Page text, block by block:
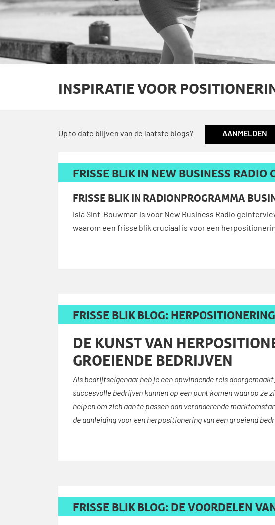
INSPIRATIE VOOR
Up to date blijven van de laatste blogs? AANMELDEN
FRISSE BLIK IN NEW BUSINESS RADIO
FRISSE BLIK IN RADIONPROGRAMMA
Isla Sint-Bouwman is voor New Business Radio
waarom een frisse blik cruciaal is voor een
FRISSE BLIK BLOG: HERPOSITIONERING
DE KUNST VAN
GROEIENDE BEDRIJVEN
Als bedrijfseigenaar heb je een opwindende reis
succesvolle bedrijven kunnen op een punt komen waarop
helpen om zich aan te passen aan veranderende
de aanleiding voor een herpositionering van een groeiend
FRISSE BLIK BLOG: DE VOORDELEN